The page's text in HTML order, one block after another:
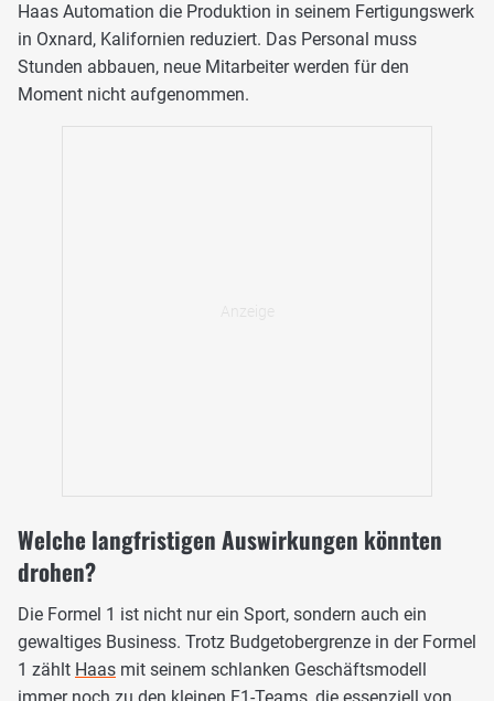
Haas Automation die Produktion in seinem Fertigungswerk
in Oxnard, Kalifornien reduziert. Das Personal muss
Stunden abbauen, neue Mitarbeiter werden für den
Moment nicht aufgenommen.
Welche langfristigen Auswirkungen könnten
drohen?
Die Formel 1 ist nicht nur ein Sport, sondern auch ein
gewaltiges Business. Trotz Budgetobergrenze in der Formel
1 zählt Haas mit seinem schlanken Geschäftsmodell